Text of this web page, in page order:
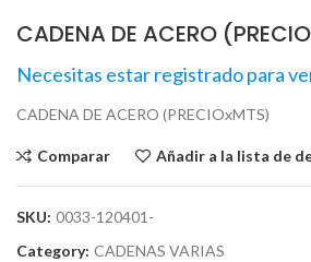
CADENA DE ACERO
Necesitas estar registrado para
CADENA DE ACERO (PRECIOxMTS)
Comparar Añadir a la lista de
SKU: 0033-120401-
Category: CADENAS VARIAS